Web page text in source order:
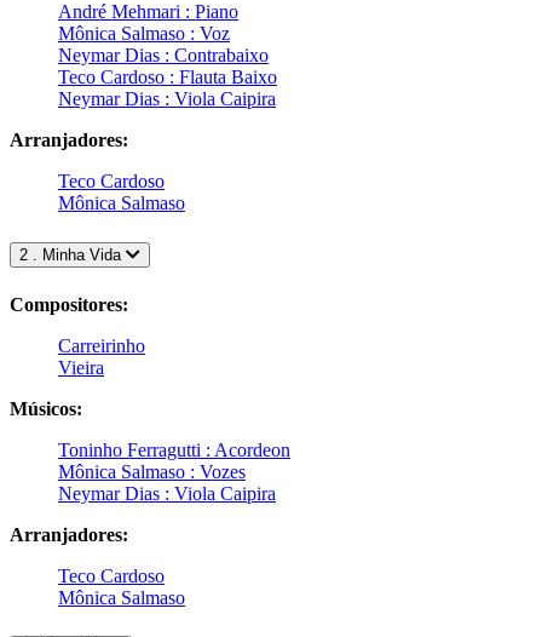
André Mehmari : Piano
Mônica Salmaso : Voz
Neymar Dias : Contrabaixo
Teco Cardoso : Flauta Baixo
Neymar Dias : Viola Caipira
Arranjadores:
Teco Cardoso
Mônica Salmaso
2 . Minha Vida
Compositores:
Carreirinho
Vieira
Músicos:
Toninho Ferragutti : Acordeon
Mônica Salmaso : Vozes
Neymar Dias : Viola Caipira
Arranjadores:
Teco Cardoso
Mônica Salmaso